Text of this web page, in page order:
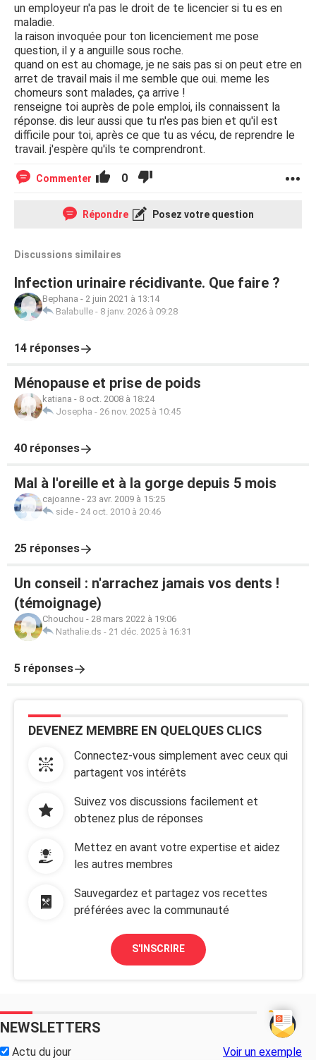
un employeur n'a pas le droit de te licencier si tu es en
maladie.
la raison invoquée pour ton licenciement me pose
question, il y a anguille sous roche.
quand on est au chomage, je ne sais pas si on peut etre en
arret de travail mais il me semble que oui. meme les
chomeurs sont malades, ça arrive !
renseigne toi auprès de pole emploi, ils connaissent la
réponse. dis leur aussi que tu n'es pas bien et qu'il est
difficile pour toi, après ce que tu as vécu, de reprendre le
travail. j'espère qu'ils te comprendront.
Commenter 0
Répondre Posez votre question
Discussions similaires
Infection urinaire récidivante. Que faire ?
Bephana - 2 juin 2021 à 13:14
Balabulle - 8 janv. 2026 à 09:28
14 réponses
Ménopause et prise de poids
katiana - 8 oct. 2008 à 18:24
Josepha - 26 nov. 2025 à 10:45
40 réponses
Mal à l'oreille et à la gorge depuis 5 mois
cajoanne - 23 avr. 2009 à 15:25
side - 24 oct. 2010 à 20:46
25 réponses
Un conseil : n'arrachez jamais vos dents !
(témoignage)
Chouchou - 28 mars 2022 à 19:06
Nathalie.ds - 21 déc. 2025 à 16:31
5 réponses
DEVENEZ MEMBRE EN QUELQUES CLICS
Connectez-vous simplement avec ceux qui
partagent vos intérêts
Suivez vos discussions facilement et
obtenez plus de réponses
Mettez en avant votre expertise et aidez
les autres membres
Sauvegardez et partagez vos recettes
préférées avec la communauté
S'INSCRIRE
NEWSLETTERS
Actu du jour Voir un exemple